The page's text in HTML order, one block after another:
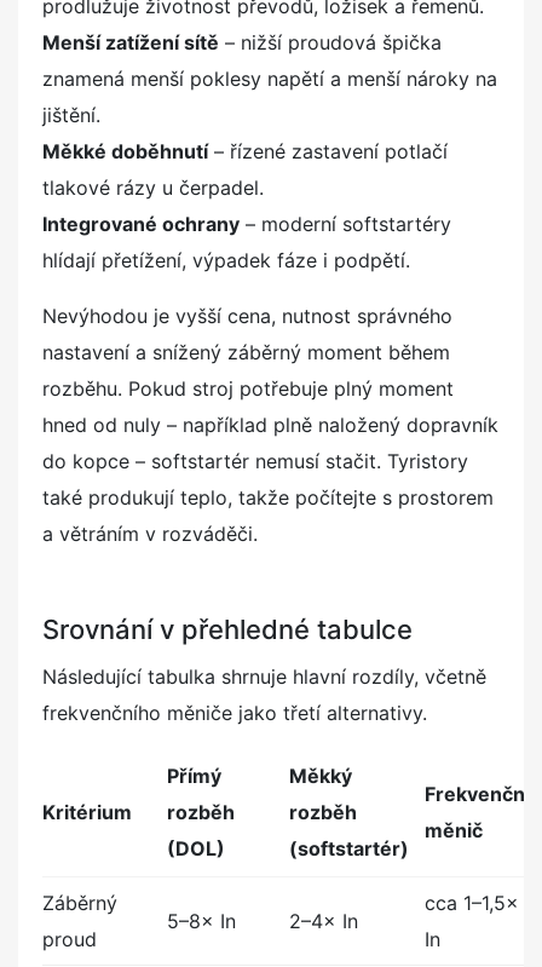
prodlužuje životnost převodů, ložisek a řemenů.
Menší zatížení sítě – nižší proudová špička
znamená menší poklesy napětí a menší nároky na
jištění.
Měkké doběhnutí– řízené zastavení potlačí
tlakové rázy u čerpadel.
Integrované ochrany – moderní softstartéry
hlídají přetížení, výpadek fáze i podpětí.
Nevýhodou je vyšší cena, nutnost správného
nastavení a snížený záběrný moment během
rozběhu. Pokud stroj potřebuje plný moment
hned od nuly – například plně naložený dopravník
do kopce – softstartér nemusí stačit. Tyristory
také produkují teplo, takže počítejte s prostorem
a větráním v rozváděči.
Srovnání v přehledné tabulce
Následující tabulka shrnuje hlavní rozdíly, včetně
frekvenčního měniče jako třetí alternativy.
Kritérium
Přímý
rozběh
(DOL)
Měkký
rozběh
(softstartér)
Frekvenční
měnič
Záběrný
proud
5–8× In 2–4× In
cca 1–1,5×
In